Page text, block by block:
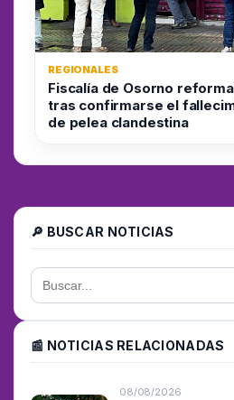
REGIONALES
Fiscalía de Osorno
tras confirmarse el
de pelea clandestina
🔎 BUSCAR NOTICIAS
📰 NOTICIAS RELACIONADAS
08/08/2026